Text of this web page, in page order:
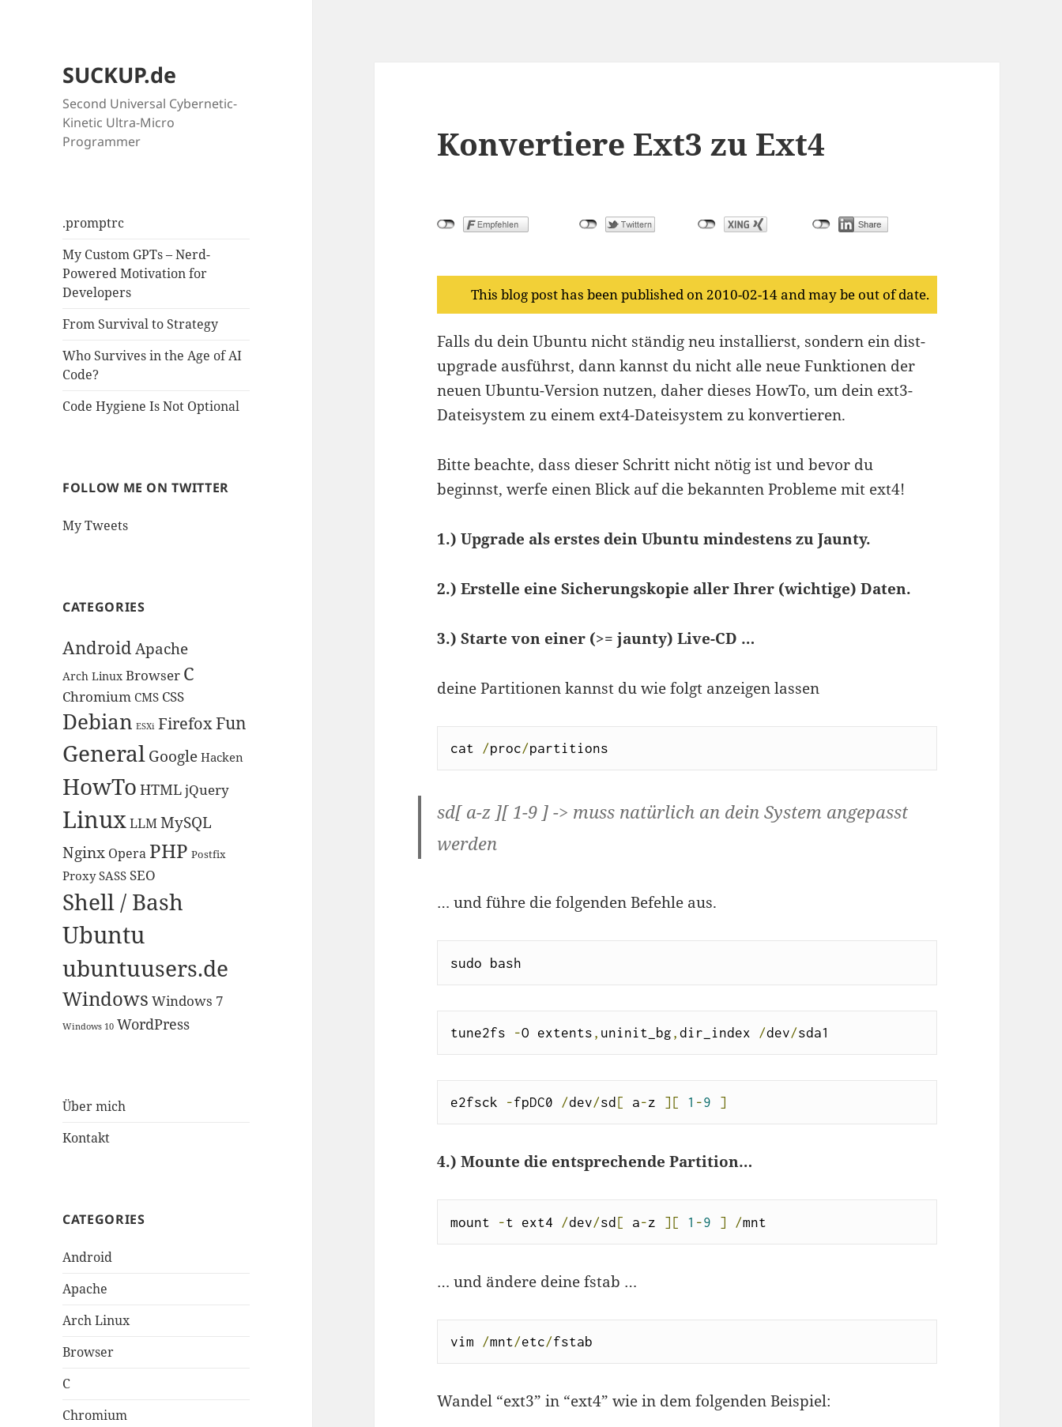
SUCKUP.de
Second Universal Cybernetic-
Kinetic Ultra-Micro
Programmer
.promptrc
My Custom GPTs – Nerd-
Powered Motivation for
Developers
From Survival to Strategy
Who Survives in the Age of AI
Code?
Code Hygiene Is Not Optional
FOLLOW ME ON TWITTER
My Tweets
CATEGORIES
AndroidApache
Arch Linux Browser C
Chromium CMS CSS
Debian ESXi FirefoxFun
GeneralGoogle Hacken
HowTo HTMLjQuery
LinuxLLMMySQL
Nginx Opera PHP Postfix
Proxy SASS SEO
Shell / Bash
Ubuntu
ubuntuusers.de
Windows Windows 7
Windows 10 WordPress
Über mich
Kontakt
CATEGORIES
Android
Apache
Arch Linux
Browser
C
Chromium
Konvertiere Ext3 zu Ext4
This blog post has been published on 2010-02-14 and may be out of date.
Falls du dein Ubuntu nicht ständig neu installierst, sondern ein dist-
upgrade ausführst, dann kannst du nicht alle neue Funktionen der
neuen Ubuntu-Version nutzen, daher dieses HowTo, um dein ext3-
Dateisystem zu einem ext4-Dateisystem zu konvertieren.
Bitte beachte, dass dieser Schritt nicht nötig ist und bevor du
beginnst, werfe einen Blick auf die bekannten Probleme mit ext4!
1.) Upgrade als erstes dein Ubuntu mindestens zu Jaunty.
2.) Erstelle eine Sicherungskopie aller Ihrer (wichtige) Daten.
3.) Starte von einer (>= jaunty) Live-CD …
deine Partitionen kannst du wie folgt anzeigen lassen
cat /proc/partitions
sd[ a-z ][ 1-9 ] -> muss natürlich an dein System angepasst
werden
… und führe die folgenden Befehle aus.
sudo bash
tune2fs -O extents , uninit_bg , dir_index /dev/sda1
e2fsck -fpDC0 /dev/sd [ a-z ][ 1 -9 ]
4.) Mounte die entsprechende Partition…
mount -t ext4 /dev/sd[ a-z ][ 1 -9 ] /mnt
… und ändere deine fstab …
vim /mnt/etc/fstab
Wandel “ext3” in “ext4” wie in dem folgenden Beispiel: